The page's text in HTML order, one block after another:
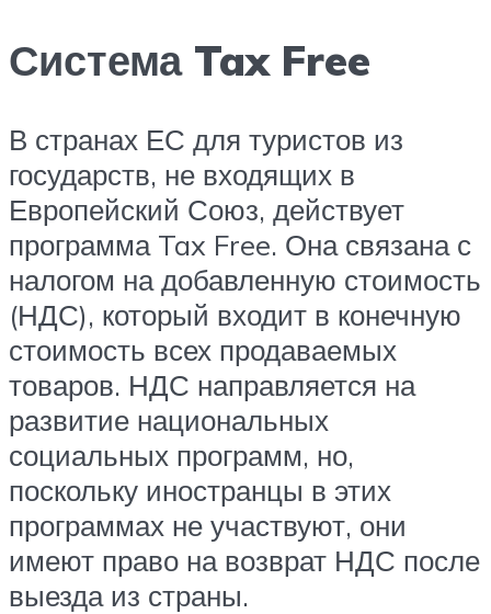
Система Tax Free
В странах ЕС для туристов из
государств, не входящих в
Европейский Союз, действует
программа Tax Free. Она связана с
налогом на добавленную стоимость
(НДС), который входит в конечную
стоимость всех продаваемых
товаров. НДС направляется на
развитие национальных
социальных программ, но,
поскольку иностранцы в этих
программах не участвуют, они
имеют право на возврат НДС после
выезда из страны.